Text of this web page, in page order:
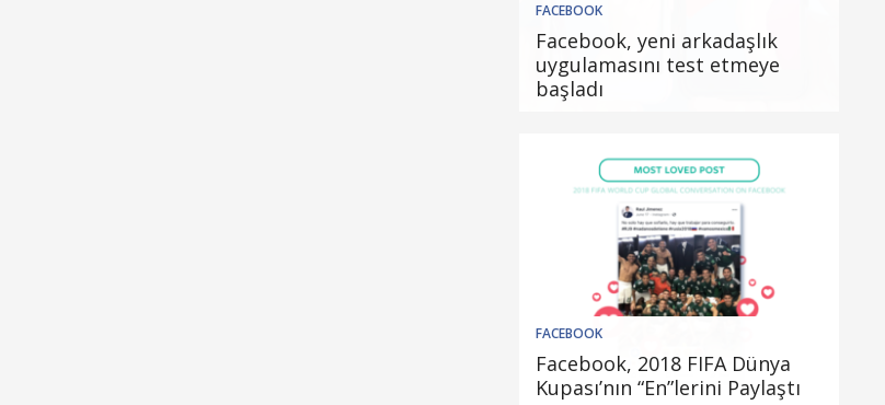
FACEBOOK
Facebook, yeni arkadaşlık
uygulamasını test etmeye
başladı
FACEBOOK
Facebook, 2018 FIFA Dünya
Kupası’nın “En”lerini Paylaştı